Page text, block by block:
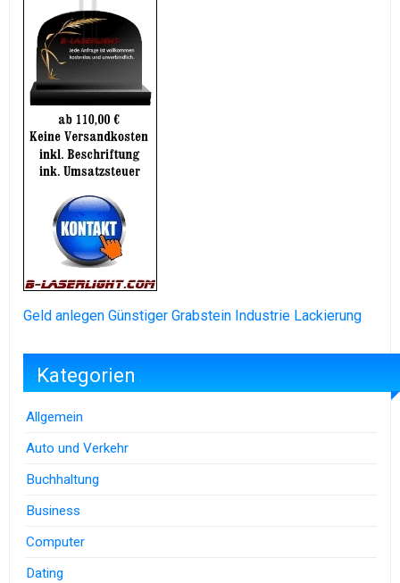
Geld anlegen Günstiger Grabstein Industrie Lackierung
Kategorien
Allgemein
Auto und Verkehr
Buchhaltung
Business
Computer
Dating